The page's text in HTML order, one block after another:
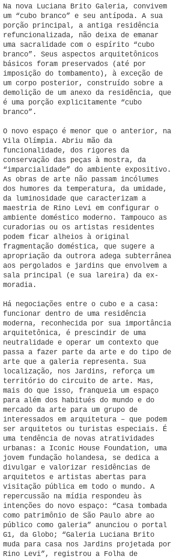
Na nova Luciana Brito Galeria, convivem
um “cubo branco” e seu antípoda. A sua
porção principal, a antiga residência
refuncionalizada, não deixa de emanar
uma sacralidade com o espírito “cubo
branco”. Seus aspectos arquitetônicos
básicos foram preservados (até por
imposição do tombamento), à exceção de
um corpo posterior, construído sobre a
demolição de um anexo da residência, que
é uma porção explicitamente “cubo
branco”.
O novo espaço é menor que o anterior, na
Vila Olímpia. Abriu mão da
funcionalidade, dos rigores da
conservação das peças à mostra, da
“imparcialidade” do ambiente expositivo.
As obras de arte não passam incólumes
dos humores da temperatura, da umidade,
da luminosidade que caracterizam a
maestria de Rino Levi em configurar o
ambiente doméstico moderno. Tampouco as
curadorias ou os artistas residentes
podem ficar alheios à original
fragmentação doméstica, que sugere a
apropriação da outrora adega subterrânea
aos pergolados e jardins que envolvem a
sala principal (e sua lareira) da ex-
moradia.
Há negociações entre o cubo e a casa:
funcionar dentro de uma residência
moderna, reconhecida por sua importância
arquitetônica, é prescindir de uma
neutralidade e operar um contexto que
passa a fazer parte da arte e do tipo de
arte que a galeria representa. Sua
localização, nos Jardins, reforça um
território do circuito de arte. Mas,
mais do que isso, franqueia um espaço
para além dos habitués do mundo e do
mercado da arte para um grupo de
interessados em arquitetura – que podem
ser arquitetos ou turistas especiais. É
uma tendência de novas atratividades
urbanas: a Iconic House Foundation, uma
jovem fundação holandesa, se dedica a
divulgar e valorizar residências de
arquitetos e artistas abertas para
visitação pública em todo o mundo. A
repercussão na mídia respondeu às
intenções do novo espaço: “Casa tombada
como patrimônio de São Paulo abre ao
público como galeria” anunciou o portal
G1, da Globo; “Galeria Luciana Brito
muda para casa nos Jardins projetada por
Rino Levi”, registrou a Folha de